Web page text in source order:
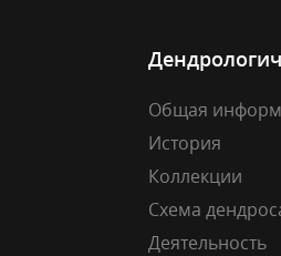
Общая
История
Коллекции
Схема
Деятельность